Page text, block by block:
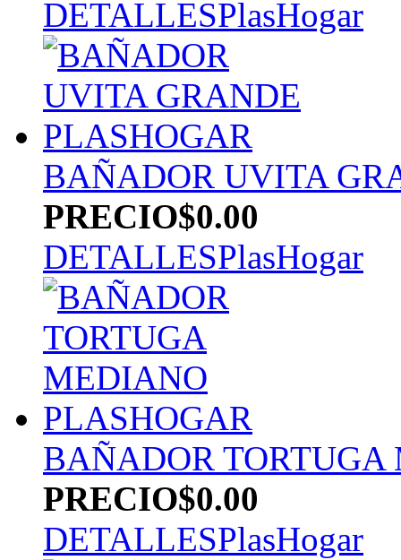
DETALLESPlasHogar
BAÑADOR UVITA
PRECIO$0.00
DETALLESPlasHogar
BAÑADOR
PRECIO$0.00
DETALLESPlasHogar